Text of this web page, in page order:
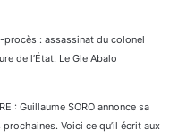
procès : assassinat du colonel
de l’État. Le Gle Abalo
: Guillaume SORO annonce sa
Voici ce qu’il écrit aux